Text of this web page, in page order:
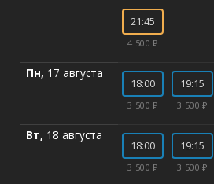
21:45
4 500 ₽
Пн, 17 августа
18:00
3 500 ₽
19:15
3 500 ₽
Вт, 18 августа
18:00
3 500 ₽
19:15
3 500 ₽